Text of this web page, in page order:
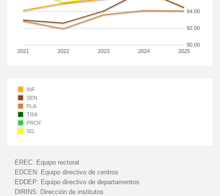
2021 2022 2023 2024 2025
90.00
92.00
94.00
INF
SEN
PLA
TRA
PROF
SG
EREC: Equipo rectoral
EDCEN: Equipo directivo de centros
EDDEP: Equipo directivo de departamentos
DIRINS: Dirección de institutos